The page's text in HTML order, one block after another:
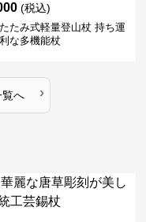
(税込)
たみ式軽量登山杖 持ち運
な多機能杖
覧へ ›